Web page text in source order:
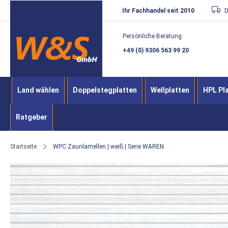
Direkt
zum
Inhalt
Ihr Fachhandel seit 2010
Persönliche Beratung:
+49 (0) 9306 563 99 20
Land wählen Doppelstegplatten Wellplatten HPL
Ratgeber
Startseite WPC Zaunlamellen | weiß | Serie WAREN
Zum
Ende
der